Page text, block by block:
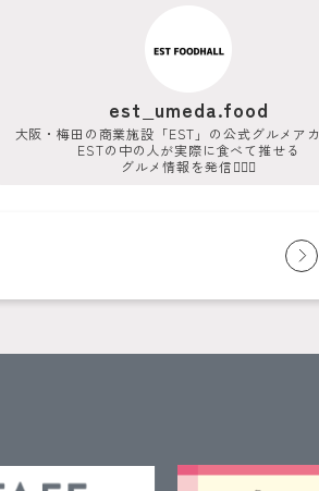
est_umeda.food
大阪・梅田の商業施設「EST」の公式グルメア
ESTの中の人が実際に食べて推せる
グルメ情報を発信💁‍♀️✨